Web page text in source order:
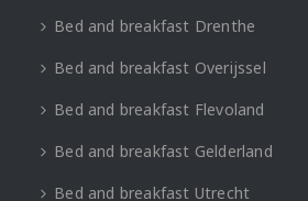
Bed and breakfast Drenthe
Bed and breakfast Overijssel
Bed and breakfast Flevoland
Bed and breakfast Gelderland
Bed and breakfast Utrecht